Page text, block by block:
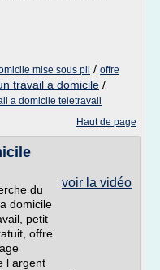
mise sous pli / offre
travail a domicile /
a domicile teletravail
Haut de page
voir la vidéo
du
domicile
petit
offre
l argent